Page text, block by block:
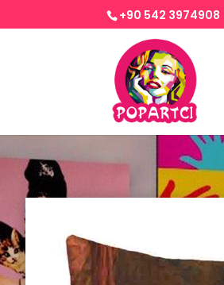
+90 542 3974908